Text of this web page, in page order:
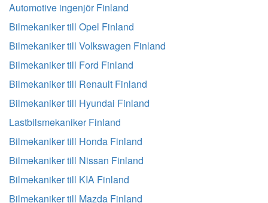
Automotive ingenjör Finland
Bilmekaniker till Opel Finland
Bilmekaniker till Volkswagen Finland
Bilmekaniker till Ford Finland
Bilmekaniker till Renault Finland
Bilmekaniker till Hyundai Finland
Lastbilsmekaniker Finland
Bilmekaniker till Honda Finland
Bilmekaniker till Nissan Finland
Bilmekaniker till KIA Finland
Bilmekaniker till Mazda Finland